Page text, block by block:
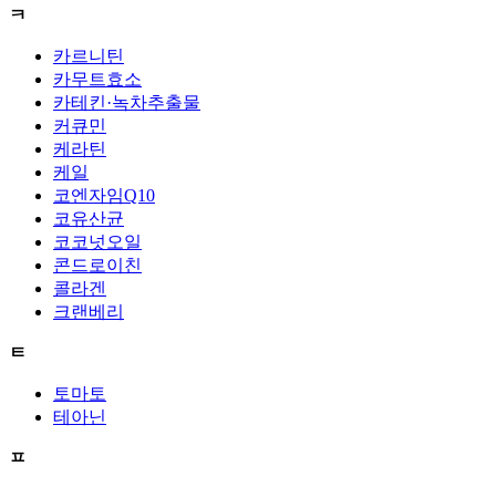
ㅋ
카르니틴
카무트효소
카테킨·녹차추출물
커큐민
케라틴
케일
코엔자임Q10
코유산균
코코넛오일
콘드로이친
콜라겐
크랜베리
ㅌ
토마토
테아닌
ㅍ